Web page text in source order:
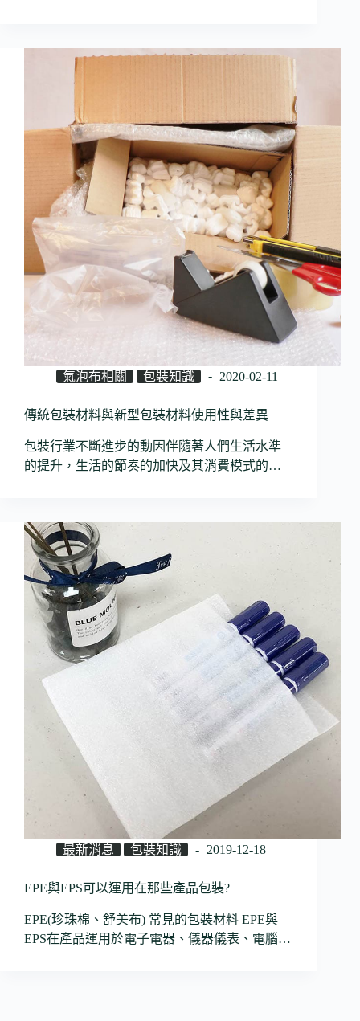
氣泡布相關 包裝知識 2020-02-11
傳統包裝材料與新型包裝材料使用性與差異
包裝行業不斷進步的動因伴隨著人們生活水準
的提升，生活的節奏的加快及其消費模式的…
最新消息 包裝知識 2019-12-18
EPE與EPS可以運用在那些產品包裝?
EPE(珍珠棉、舒美布) 常見的包裝材料 EPE與
EPS在產品運用於電子電器、儀器儀表、電腦…